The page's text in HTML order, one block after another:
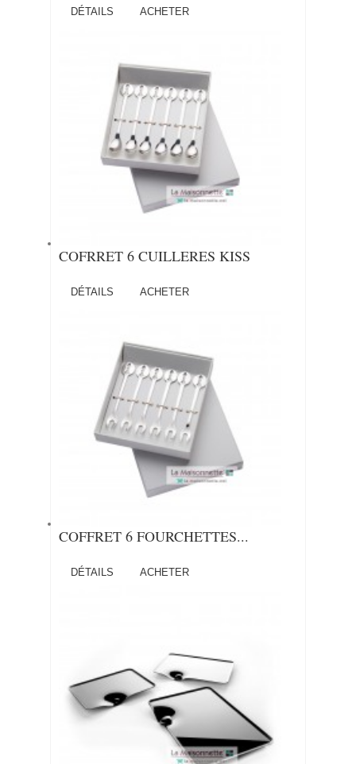
DÉTAILS ACHETER
COFRRET 6 CUILLERES KISS
DÉTAILS ACHETER
COFFRET 6 FOURCHETTES...
DÉTAILS ACHETER